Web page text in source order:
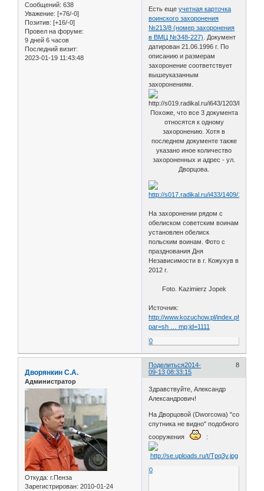
Сообщений: 638
Уважение: [+76/-0]
Позитив: [+16/-0]
Провел на форуме:
9 дней 6 часов
Последний визит:
2023-01-19 11:43:48
Есть ещеучетная карточка
воинского захоронения
№213/8 (номер захоронения
в ВМЦ №З48-227) . Документ
датирован 21.06.1996 г. По
описанию и размерам
захоронение соответствует
вышеуказанным
захоронениям.
Похоже, что все 3 документа
относятся к одному
захоронению. Хотя в
последнем документе также
указано иное количество
захороненных и адрес - ул.
Дворцова.
На захоронении рядом с
обелиском советским воинам
установлен обелиск
польским воинам. Фото с
празднования Дня
Независимости в г. Кожухув в
2012 г.
Foto. Kazimierz Jopek
Источник:
http://www.kozuchow.pl/index.php?
par=sh … mp;id=1111
0
Поделиться 8
2014-
09-13 08:33:15
Дворянкин С.А.
Администратор
Откуда: г.Пенза
Зарегистрирован: 2010-01-24
Здравствуйте, Александр
Александрович!
На Дворцовой (Dworcowa) "со
спутника не видно" подобного
сооружения
:
0